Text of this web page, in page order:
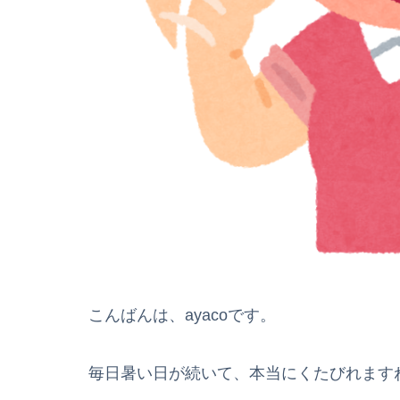
こんばんは、ayacoです。
毎日暑い日が続いて、本当にくたびれます